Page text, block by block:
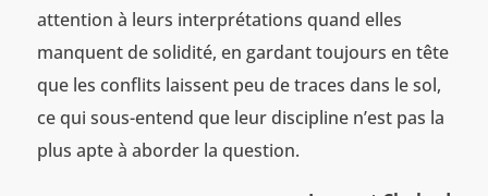
attention à leurs interprétations quand elles
manquent de solidité, en gardant toujours en tête
que les conflits laissent peu de traces dans le sol,
ce qui sous-entend que leur discipline n’est pas la
plus apte à aborder la question.